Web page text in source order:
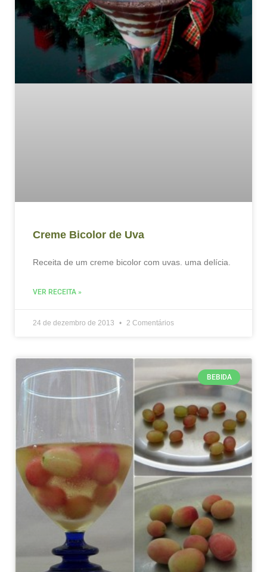
Creme Bicolor de Uva
Receita de um creme bicolor com uvas. uma delícia.
VER RECEITA »
24 de dezembro de 2013 2 Comentários
BEBIDA